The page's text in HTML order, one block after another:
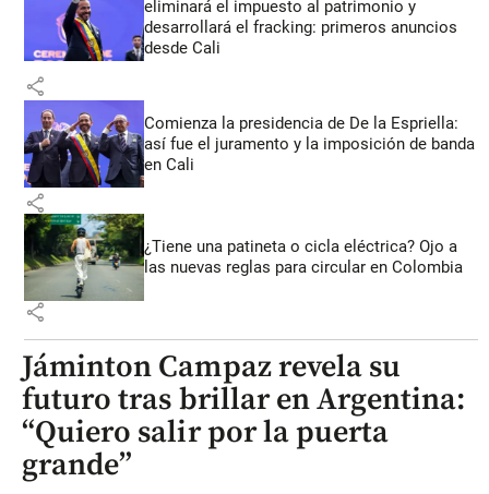
eliminará el impuesto al patrimonio y
desarrollará el fracking: primeros anuncios
desde Cali
share
Comienza la presidencia de De la Espriella:
así fue el juramento y la imposición de banda
en Cali
share
¿Tiene una patineta o cicla eléctrica? Ojo a
las nuevas reglas para circular en Colombia
share
Jáminton Campaz revela su
futuro tras brillar en Argentina:
“Quiero salir por la puerta
grande”